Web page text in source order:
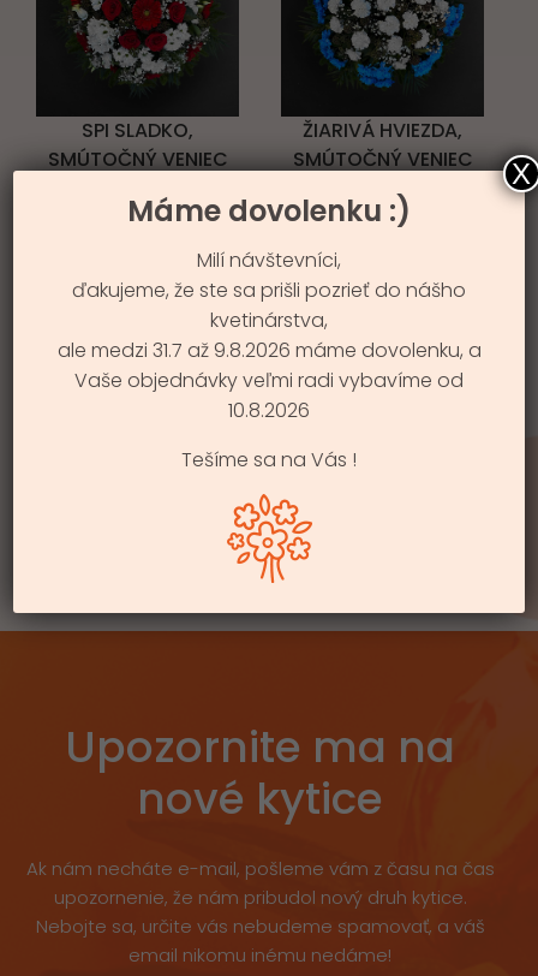
SPI SLADKO,
SMÚTOČNÝ VENIEC
134.99€
ŽIARIVÁ HVIEZDA,
SMÚTOČNÝ VENIEC
99.99
LÚČIME SA S TEBOU
Upozornite ma na
nové kytice
Ak nám necháte e-mail, pošleme vám z času na čas
upozornenie, že nám pribudol nový druh kytice.
Nebojte sa, určite vás nebudeme spamovať, a váš
email nikomu inému nedáme!
Máme dovolenku :)
Milí návštevníci,
ďakujeme, že ste sa prišli pozrieť do nášho
kvetinárstva,
ale medzi 31.7 až 9.8.2026 máme dovolenku, a
Vaše objednávky veľmi radi vybavíme od
10.8.2026
Tešíme sa na Vás !
X